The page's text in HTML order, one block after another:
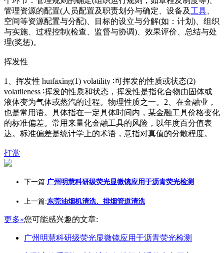
管理资源的配置(人员配置及职责划分与确定、设备及 工具
空间等资源配置与分配)、目标的设立与分解(如：计划)、组织
与实施、过程控制(检查、监督与协调)、效果评价、总结与处
理(奖惩)。
挥发性
1、挥发性 huīfāxìng(1) volatility ∶可挥发的性质或状态(2)
volatileness ∶挥发的性质和状态，挥发性是指化合物由固体或
液体变为气体或蒸汽的过程。物理性质之一。2、在金融业，
也是常用语。具体指在一定具体时间内，某金融工具价格变化
的标准偏差。常用来量化金融工具的风险，以年度百分值表
达。标准偏差是统计学上的术语，意指对真值的分散程度。
打赏
下一篇:广州明慧科研级荧光显微镜应用于沥青荧光检测
上一篇:东莞油烟机清洗、排烟管道清洗
更多»您可能感兴趣的文章:
广州明慧科研级荧光显微镜应用于沥青荧光检测